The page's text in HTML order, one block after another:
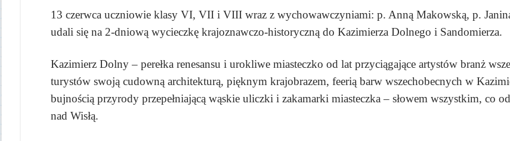
13 czerwca uczniowie klasy VI, VII i VIII wraz z wychowawczyniami: p. Anną Makowską, p.
udali się na 2-dniową wycieczkę krajoznawczo-historyczną do Kazimierza Dolnego i Sandomierza.
Kazimierz Dolny – perełka renesansu i urokliwe miasteczko od lat przyciągające artystów branż
turystów swoją cudowną architekturą, pięknym krajobrazem, feerią barw wszechobecnych w
bujnością przyrody przepełniającą wąskie uliczki i zakamarki miasteczka – słowem wszystkim, co
nad Wisłą.